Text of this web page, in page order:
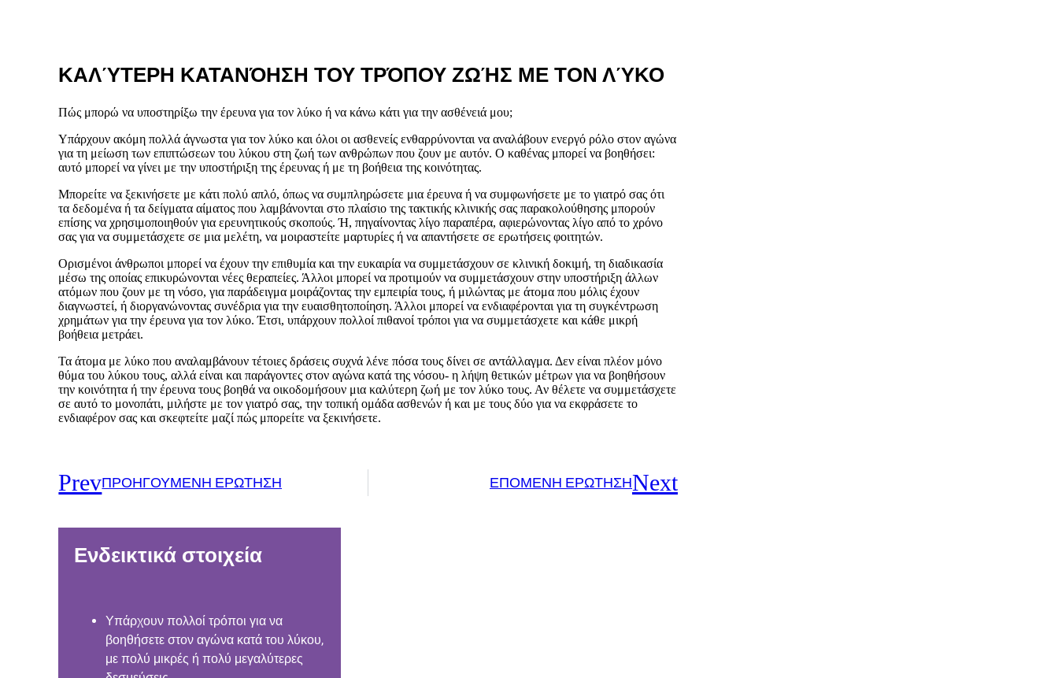
ΚΑΛΎΤΕΡΗ ΚΑΤΑΝΌΗΣΗ ΤΟΥ ΤΡΌΠΟΥ ΖΩΉΣ ΜΕ ΤΟΝ ΛΎΚΟ
Πώς μπορώ να υποστηρίξω την έρευνα για τον λύκο ή να κάνω κάτι για την ασθένειά μου;
Υπάρχουν ακόμη πολλά άγνωστα για τον λύκο και όλοι οι ασθενείς ενθαρρύνονται να αναλάβουν ενεργό ρόλο στον αγώνα
για τη μείωση των επιπτώσεων του λύκου στη ζωή των ανθρώπων που ζουν με αυτόν. Ο καθένας μπορεί να βοηθήσει:
αυτό μπορεί να γίνει με την υποστήριξη της έρευνας ή με τη βοήθεια της κοινότητας.
Μπορείτε να ξεκινήσετε με κάτι πολύ απλό, όπως να συμπληρώσετε μια έρευνα ή να συμφωνήσετε με το γιατρό σας ότι
τα δεδομένα ή τα δείγματα αίματος που λαμβάνονται στο πλαίσιο της τακτικής κλινικής σας παρακολούθησης μπορούν
επίσης να χρησιμοποιηθούν για ερευνητικούς σκοπούς. Ή, πηγαίνοντας λίγο παραπέρα, αφιερώνοντας λίγο από το χρόνο
σας για να συμμετάσχετε σε μια μελέτη, να μοιραστείτε μαρτυρίες ή να απαντήσετε σε ερωτήσεις φοιτητών.
Ορισμένοι άνθρωποι μπορεί να έχουν την επιθυμία και την ευκαιρία να συμμετάσχουν σε κλινική δοκιμή, τη διαδικασία
μέσω της οποίας επικυρώνονται νέες θεραπείες. Άλλοι μπορεί να προτιμούν να συμμετάσχουν στην υποστήριξη άλλων
ατόμων που ζουν με τη νόσο, για παράδειγμα μοιράζοντας την εμπειρία τους, ή μιλώντας με άτομα που μόλις έχουν
διαγνωστεί, ή διοργανώνοντας συνέδρια για την ευαισθητοποίηση. Άλλοι μπορεί να ενδιαφέρονται για τη συγκέντρωση
χρημάτων για την έρευνα για τον λύκο. Έτσι, υπάρχουν πολλοί πιθανοί τρόποι για να συμμετάσχετε και κάθε μικρή
βοήθεια μετράει.
Τα άτομα με λύκο που αναλαμβάνουν τέτοιες δράσεις συχνά λένε πόσα τους δίνει σε αντάλλαγμα. Δεν είναι πλέον μόνο
θύμα του λύκου τους, αλλά είναι και παράγοντες στον αγώνα κατά της νόσου- η λήψη θετικών μέτρων για να βοηθήσουν
την κοινότητα ή την έρευνα τους βοηθά να οικοδομήσουν μια καλύτερη ζωή με τον λύκο τους. Αν θέλετε να συμμετάσχετε
σε αυτό το μονοπάτι, μιλήστε με τον γιατρό σας, την τοπική ομάδα ασθενών ή και με τους δύο για να εκφράσετε το
ενδιαφέρον σας και σκεφτείτε μαζί πώς μπορείτε να ξεκινήσετε.
PrevΠΡΟΗΓΟΎΜΕΝΗ ΕΡΏΤΗΣΗ ΕΠΌΜΕΝΗ ΕΡΏΤΗΣΗNext
Ενδεικτικά στοιχεία
Υπάρχουν πολλοί τρόποι για να
βοηθήσετε στον αγώνα κατά του λύκου,
με πολύ μικρές ή πολύ μεγαλύτερες